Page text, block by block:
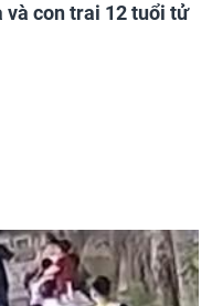
và con trai 12 tuổi tử